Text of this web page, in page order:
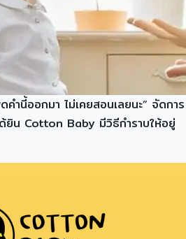
ำนี้ออกมา ไม่เคยสอนเลยนะ” จัดการ
ยิน Cotton Baby มีวิธีกำราบให้อยู่